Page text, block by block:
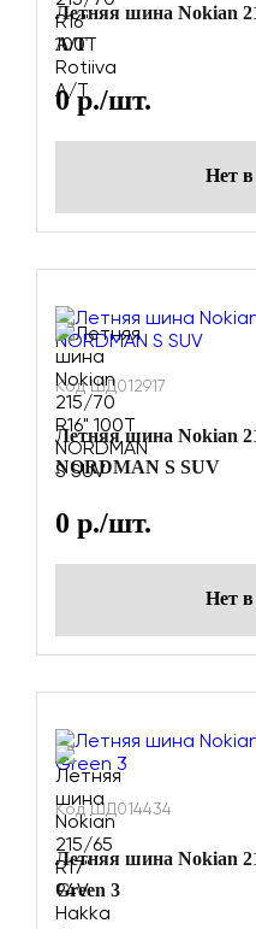
Летняя шина Nokian
A/T
0р./шт.
Нет
Код ШД012917
Летняя шина Nokian
NORDMAN S SUV
0 р./шт.
Нет
Код ШД014434
Летняя шина Nokian
Green 3